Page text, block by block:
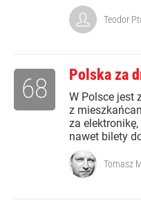
Teodor
Polska za
W Polsce jest
z
za
nawet bilety
68
Tomasz